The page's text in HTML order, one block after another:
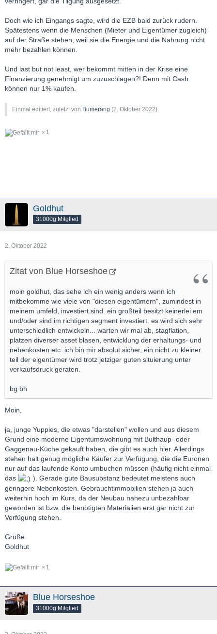
Doch wie ich Eingangs sagte, wird die EZB bald zurück rudern.
Spätestens wenn die Menschen (Mieter und Eigentümer zugleich)
auf der Straße stehen, weil sie die Energie und die Nahrung nicht
mehr bezahlen können.
Und last but not least, wer bekommt mitten in der Krise eine
Finanzierung genehmigt um zuzuschlagen?! Denn mit Cash
können nur 1% kaufen.
Einmal editiert, zuletzt von Bumerang (2. Oktober 2022)
1
Goldhut
31000g Mitglied
2. Oktober 2022
Zitat von Blue Horseshoe
moin goldhut, das sehe ich ein wenig anders wenn ich
mitbekomme wie viele von "diesen eigentümern", zumindest in
meinem umfeld, investiert sind. ein großteil besitzt keinerlei em
und/oder sind im richtigen segment investiert. es wird sich sehr
unterschiedlich entwickeln... warten wir mal ab, stagflation,
platzen diverser asset blasen, entwicklung der erhaltungs- und
nebenkosten etc..ich bin mir absolut sicher, ein nicht zu kleiner
teil der eigentümer wird trotz jetziger guten situierung unter
verkaufsdruck geraten.
bg bh
Moin,
ja, junge Yuppies, die etwas "darstellen" wollen und aus diesem
Grund eine moderne Eigentumswohnung mit Bulthaup- oder
Gaggenau-Küche gekauft haben, die gibt es auch hier. Allerdings
stehen halt genug mögliche Käufer zur Verfügung, die die Euronen
nur auf das laufende Konto umbuchen müssen (häufig nicht einmal
das
). Gerade gute Bausubstanz bedeutet meistens auch
geringere Nebenkosten. Gebrauchtimmobilien stehen ja auch
weiterhin hoch im Kurs, da der Neubau nahezu unbezahlbar
geworden ist bzw. die benötigten Materialien erst gar nicht zur
Verfügung stehen.
Grüße
Goldhut
1
Blue Horseshoe
31000g Mitglied